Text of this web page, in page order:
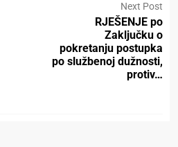
Next Post
RJEŠENJE po
Zaključku o
pokretanju postupka
po službenoj dužnosti,
protiv…